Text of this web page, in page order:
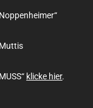
klicke hier.